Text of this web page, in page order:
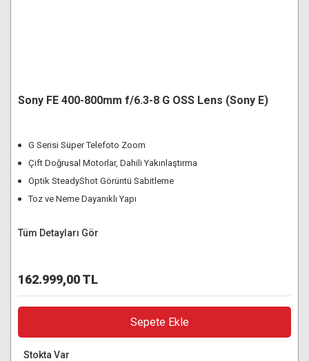
Sony FE 400-800mm f/6.3-8 G OSS Lens (Sony E)
G Serisi Süper Telefoto Zoom
Çift Doğrusal Motorlar, Dahili Yakınlaştırma
Optik SteadyShot Görüntü Sabitleme
Toz ve Neme Dayanıklı Yapı
Tüm Detayları Gör
162.999,00 TL
Sepete Ekle
Stokta Var